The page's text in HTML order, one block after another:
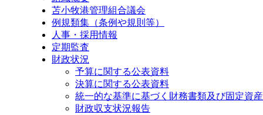
苫小牧港管理組合議会
例規類集（条例や規則等）
人事・採用情報
定期監査
財政状況
予算に関する公表資料
決算に関する公表資料
統一的な基準に基づく財務書類及び固定資
財政収支状況報告